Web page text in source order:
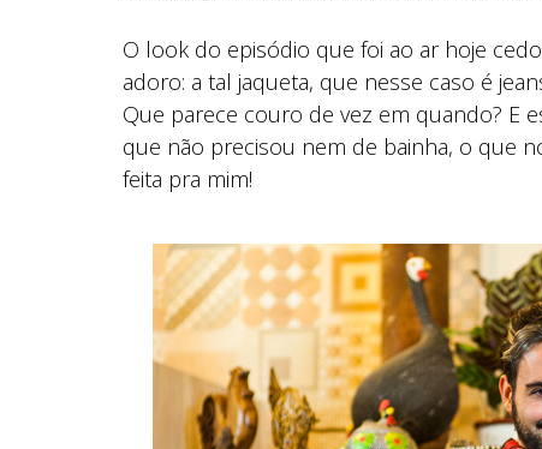
O look do episódio que foi ao ar hoje
adoro: a tal jaqueta, que nesse caso é
Que parece couro de vez em quando? E
que não precisou nem de bainha, o que
feita pra mim!